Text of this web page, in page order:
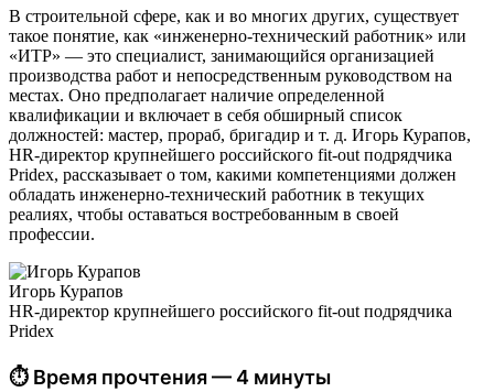
В строительной сфере, как и во многих других, существует
такое понятие, как «инженерно-технический работник» или
«ИТР» — это специалист, занимающийся организацией
производства работ и непосредственным руководством на
местах. Оно предполагает наличие определенной
квалификации и включает в себя обширный список
должностей: мастер, прораб, бригадир и т. д. Игорь Курапов,
HR-директор крупнейшего российского fit-out подрядчика
Pridex, рассказывает о том, какими компетенциями должен
обладать инженерно-технический работник в текущих
реалиях, чтобы оставаться востребованным в своей
профессии.
Игорь Курапов
HR-директор крупнейшего российского fit-out подрядчика
Pridex
⏱ Время прочтения — 4 минуты